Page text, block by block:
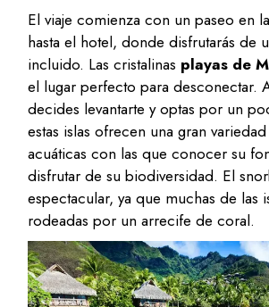
El viaje comienza con un paseo en
hasta el hotel, donde disfrutarás de
incluido. Las cristalinas playas de
el lugar perfecto para desconectar.
decides levantarte y optas por un
estas islas ofrecen una gran
acuáticas con las que conocer su
disfrutar de su biodiversidad. El
espectacular, ya que muchas de las
rodeadas por un arrecife de coral.